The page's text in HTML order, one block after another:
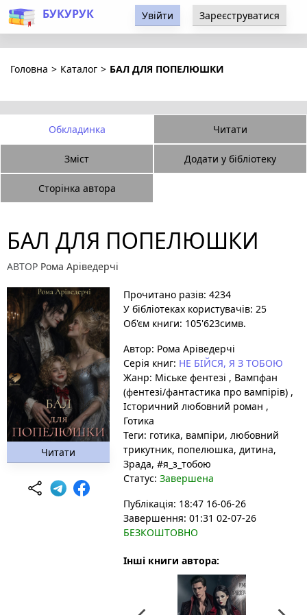
БУКУРУК Увійти Зареєструватися
Головна > Каталог > БАЛ ДЛЯ ПОПЕЛЮШКИ
Обкладинка Читати
Зміст Додати у бібліотеку
Сторінка автора
БАЛ ДЛЯ ПОПЕЛЮШКИ
АВТОР Рома Аріведерчі
Читати
Прочитано разів: 4234
У бібліотеках користувачів: 25
Об'єм книги: 105'623симв.
Автор: Рома Аріведерчі
Серія книг: НЕ БІЙСЯ, Я З ТОБОЮ
Жанр: Міське фентезі , Вампфан
(фентезі/фантастика про вампірів) ,
Історичний любовний роман ,
Готика
Теги: готика, вампіри, любовний
трикутник, попелюшка, дитина,
Зрада, #я_з_тобою
Статус: Завершена
Публікація: 18:47 16-06-26
Завершення: 01:31 02-07-26
БЕЗКОШТОВНО
Інші книги автора: